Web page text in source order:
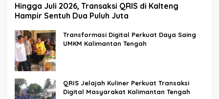
Hingga Juli 2026, Transaksi QRIS di Kalteng
Hampir Sentuh Dua Puluh Juta
Transformasi Digital Perkuat Daya Saing
UMKM Kalimantan Tengah
QRIS Jelajah Kuliner Perkuat Transaksi
Digital Masyarakat Kalimantan Tengah